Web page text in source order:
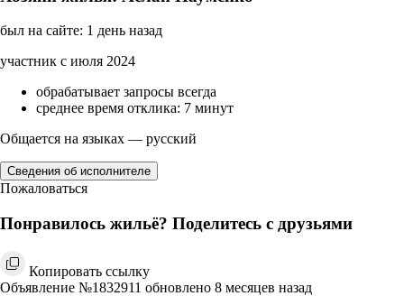
был на сайте: 1 день назад
участник с июля 2024
обрабатывает запросы всегда
среднее время отклика: 7 минут
Общается на языках — русский
Сведения об исполнителе
Пожаловаться
Понравилось жильё? Поделитесь с друзьями
Копировать ссылку
Объявление №1832911 обновлено 8 месяцев назад